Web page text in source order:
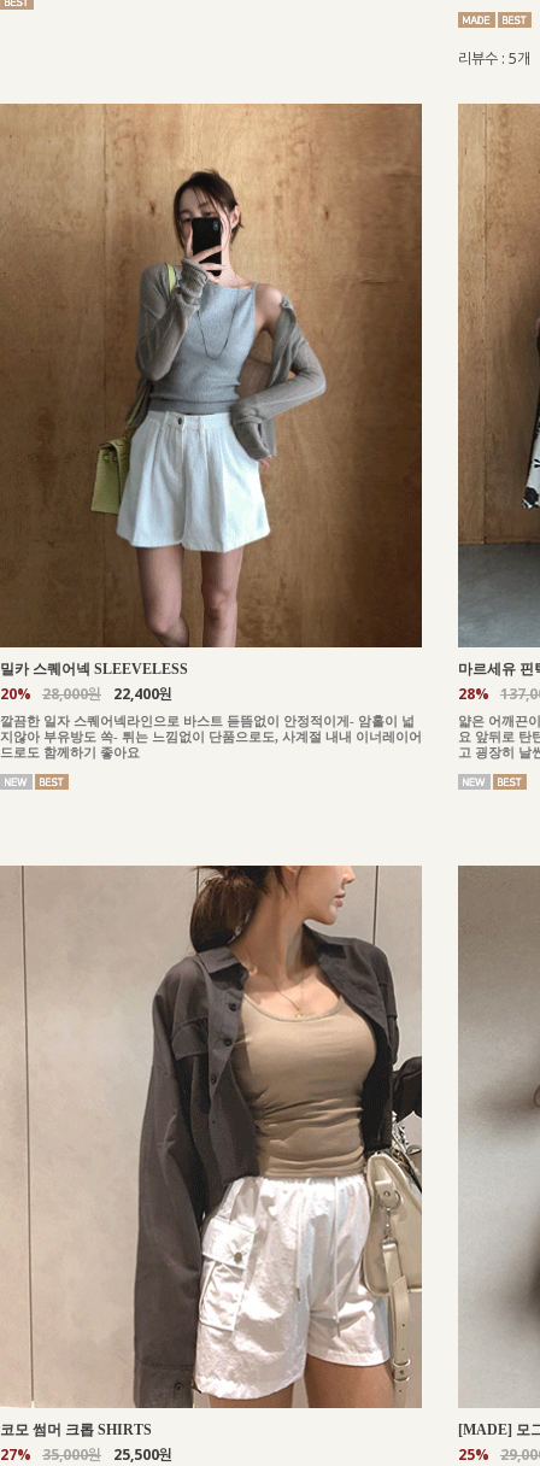
리뷰수 : 5개
밀카 스퀘어넥 SLEEVELESS
20% 28,000원 22,400원
깔끔한 일자 스퀘어넥라인으로 바스트 듣뜸없이 안정적이게- 암홀이 넓
지않아 부유방도 쏙- 튀는 느낌없이 단품으로도, 사계절 내내 이너레이어
드로도 함께하기 좋아요
마르세유 핀
28%
얇은 어깨끈
요 앞뒤로 탄
고 굉장히 날
코모 썸머 크롭 SHIRTS
27% 35,000원 25,500원
[MADE] 모
25%